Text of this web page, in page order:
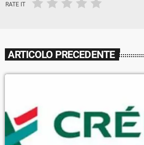
RATE IT
ARTICOLO PRECEDENTE